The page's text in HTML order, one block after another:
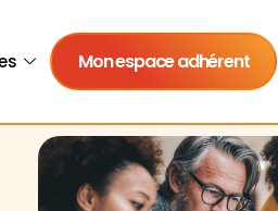
Mon espace adhérent